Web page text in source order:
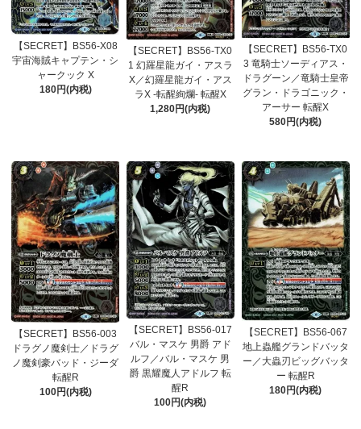
【SECRET】BS56-X08
宇宙海賊キャプテン・シ
ャークック X
180円(内税)
【SECRET】BS56-TX0
1 幻羅星龍ガイ・アスラ
X／幻羅星龍ガイ・アス
ラX -転醒絢爛- 転醒X
1,280円(内税)
【SECRET】BS56-TX0
3 竜騎士ソーディアス・
ドラグーン／竜騎士皇帝
グラン・ドラゴニック・
アーサー 転醒X
580円(内税)
【SECRET】BS56-003
ドラグノ魔剣士／ドラグ
ノ魔剣豪バッド・ジーダ
転醒R
100円(内税)
【SECRET】BS56-017
バル・マスケ 男爵 アド
ルフ／バル・マスケ 男
爵 黒耀魔人アドルフ 転
醒R
100円(内税)
【SECRET】BS56-067
地上蟲艦グランドバッタ
ー／大蟲刃ビッグバッタ
ー 転醒R
180円(内税)